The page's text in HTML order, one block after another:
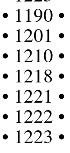
1190 •
1201 •
1210 •
1218 •
1221 •
1222 •
1223 •